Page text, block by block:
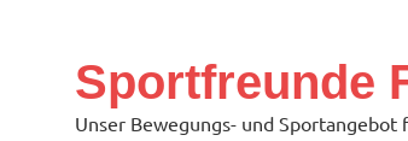
Sportfreunde
Unser Bewegungs- und Sportangebot